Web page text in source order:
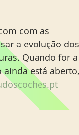
com as
a evolução dos
Quando for a
está aberto,